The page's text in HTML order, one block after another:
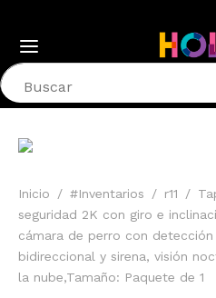
Inicio / #Inventarios / r11 /
seguridad 2K con giro e
cámara de perro con
bidireccional y sirena, visión
la nube,Tamaño: Paquete de 1